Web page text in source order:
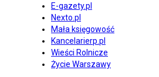
E-gazety.pl
Nexto.pl
Mała księgowość
Kancelarierp.pl
Wieści Rolnicze
Życie Warszawy